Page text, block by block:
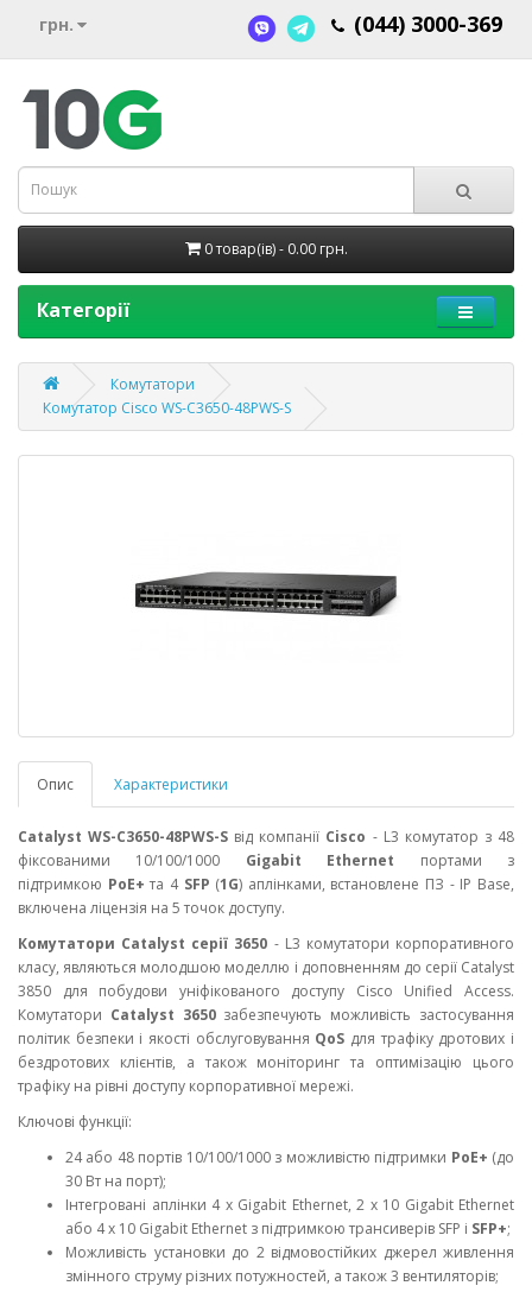
грн. (044) 3000-369
0 товар(ів) - 0.00 грн.
Категорії
Комутатори
Комутатор Cisco WS-C3650-48PWS-S
Опис Характеристики
Catalyst WS-C3650-48PWS-S від компанії Cisco - L3 комутатор з 48
фіксованими 10/100/1000 Gigabit Ethernet портами з
підтримкою PoE+ та 4 SFP (1G) аплінками, встановлене ПЗ - IP Base,
включена ліцензія на 5 точок доступу.
Комутатори Catalyst серії 3650 - L3 комутатори корпоративного
класу, являються молодшою ​​моделлю і доповненням до серії Catalyst
3850 для побудови уніфікованого доступу Cisco Unified Access.
Комутатори Catalyst 3650забезпечують можливість застосування
політик безпеки і якості обслуговування QoS для трафіку дротових і
бездротових клієнтів, а також моніторинг та оптимізацію цього
трафіку на рівні доступу корпоративної мережі.
Ключові функції:
24 або 48 портів 10/100/1000 з можливістю підтримки PoE+ (до
30 Вт на порт);
Інтегровані аплінки 4 x Gigabit Ethernet, 2 x 10 Gigabit Ethernet
або 4 x 10 Gigabit Ethernet з підтримкою трансиверів SFP і SFP+;
Можливість установки до 2 відмовостійких джерел живлення
змінного струму різних потужностей, а також 3 вентиляторів;